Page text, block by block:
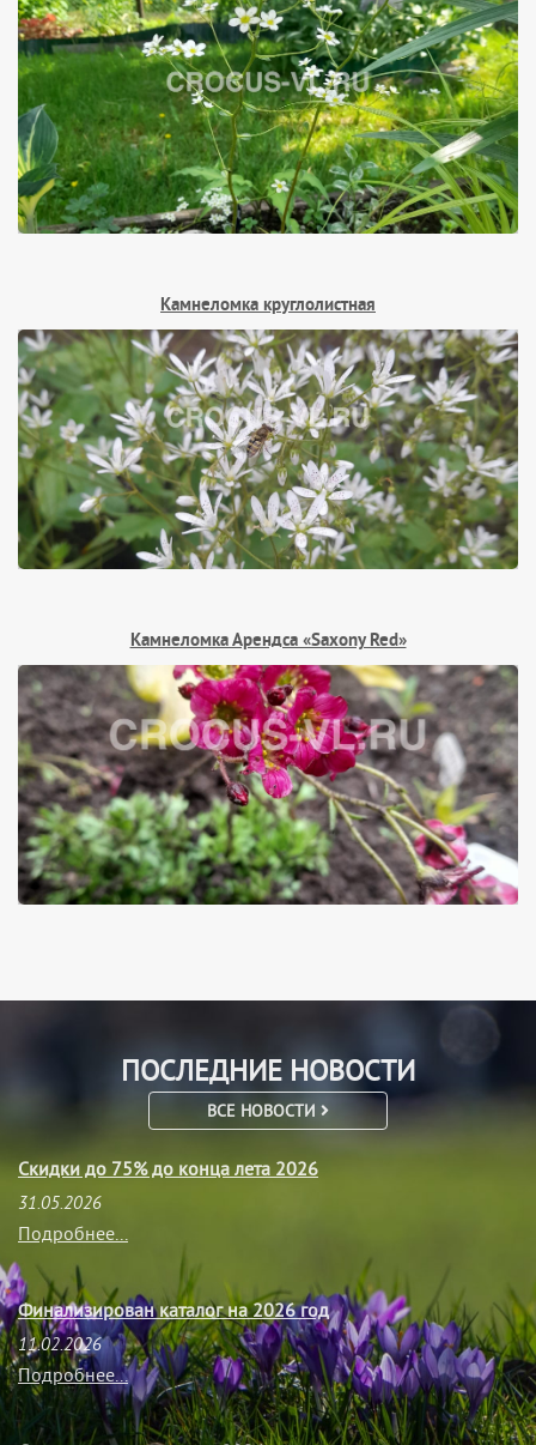
Камнеломка круглолистная
Камнеломка Арендса «Saxony Red»
ПОСЛЕДНИЕ НОВОСТИ
ВСЕ НОВОСТИ
Скидки до 75% до конца лета 2026
31.05.2026
Подробнее...
Финализирован каталог на 2026 год
11.02.2026
Подробнее...